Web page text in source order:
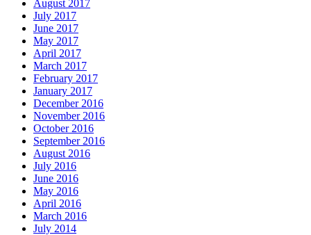
August 2017
July 2017
June 2017
May 2017
April 2017
March 2017
February 2017
January 2017
December 2016
November 2016
October 2016
September 2016
August 2016
July 2016
June 2016
May 2016
April 2016
March 2016
July 2014